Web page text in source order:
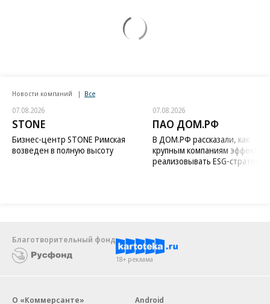
Новости компаний Все
07.08.2026
STONE
Бизнес-центр STONE Римская
возведен в полную высоту
07.08.2026
ПАО ДОМ.РФ
В ДОМ.РФ рассказали, как
крупным компаниям
реализовывать ESG-стратегию
Благотворительный фонд
18+ реклама
О «Коммерсанте»
Android